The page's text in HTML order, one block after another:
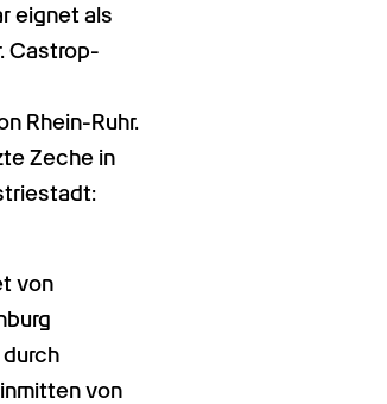
eignet als
Castrop-
Rhein-Ruhr.
Zeche in
von
von